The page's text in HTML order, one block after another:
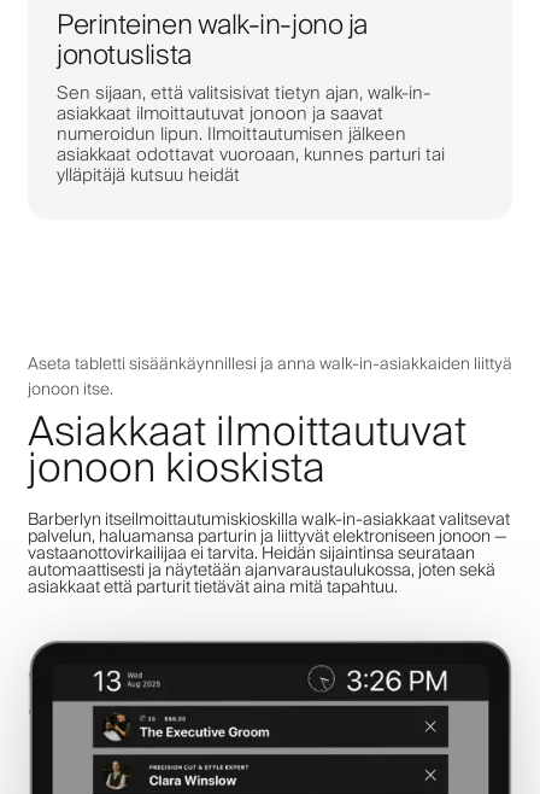
Perinteinen walk-in-jono ja
jonotuslista
Sen sijaan, että valitsisivat tietyn ajan, walk-in-
asiakkaat ilmoittautuvat jonoon ja saavat
numeroidun lipun. Ilmoittautumisen jälkeen
asiakkaat odottavat vuoroaan, kunnes parturi tai
ylläpitäjä kutsuu heidät
Aseta tabletti sisäänkäynnillesi ja anna walk-in-asiakkaiden liittyä
jonoon itse.
Asiakkaat ilmoittautuvat
jonoon kioskista
Barberlyn itseilmoittautumiskioskilla walk-in-asiakkaat valitsevat
palvelun, haluamansa parturin ja liittyvät elektroniseen jonoon —
vastaanottovirkailijaa ei tarvita. Heidän sijaintinsa seurataan
automaattisesti ja näytetään ajanvaraustaulukossa, joten sekä
asiakkaat että parturit tietävät aina mitä tapahtuu.